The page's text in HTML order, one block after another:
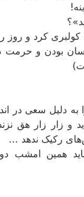
کرد و روز
بودن و حرمت
دلیل سعی در
و زار زار هق
رکیک ندهد …
همین امشب